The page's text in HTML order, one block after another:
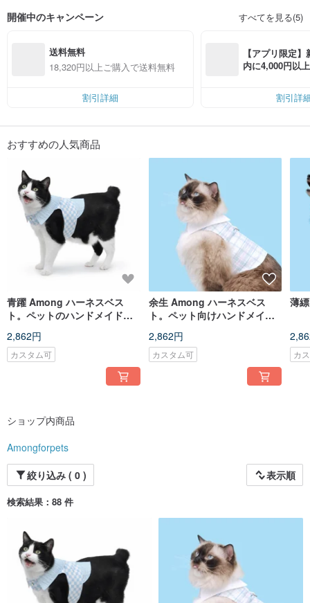
experience the pleasure of fashion .
allergic reaction and uncomfortable feeling.
Make the high tensile strength harness in hand to decrease the uncomfortable
feeling in necklace.
***Innovation: the Innovation design of harness, which no more has the trouble
about the traditional harness style with pet clothes problem.
***Lifestyle: Through Among to easily paly outfit with your pet, and share the
happiness among you and pets.
開催中のキャンペーン すべてを見る(5)
送料無料
18,320円以上ご購入で送料無料
割引詳細
【アプリ限定
内に4,000円以
割引詳
おすすめの人気商品
青躍 Among ハーネスベス
ト。ペットのハンドメイドウ
2,862円
カスタム可
余生 Among ハーネスベス
ト。ペット向けハンドメイド
2,862円
カスタム可
薄
カ
ショップ内商品
Amongforpets
絞り込み ( 0 )
表示順
検索結果：88 件